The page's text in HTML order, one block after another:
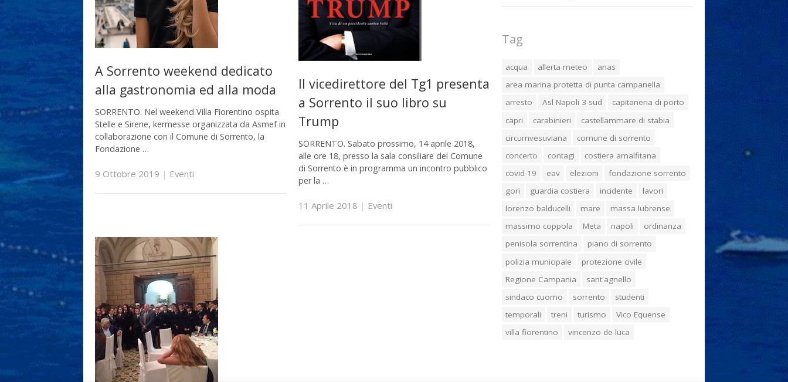
A Sorrento weekend dedicato
alla gastronomia ed alla moda
SORRENTO. Nel weekend Villa Fiorentino ospita
Stelle e Sirene, kermesse organizzata da Asmef in
collaborazione con il Comune di Sorrento, la
Fondazione …
9 Ottobre 2019 | Eventi
Il vicedirettore del Tg1 presenta
a Sorrento il suo libro su
Trump
SORRENTO. Sabato prossimo, 14 aprile 2018,
alle ore 18, presso la sala consiliare del Comune
di Sorrento è in programma un incontro pubblico
per la …
11 Aprile 2018 | Eventi
Tag
acqua allerta meteo
anas
area marina protetta di punta campanella
arresto
Asl Napoli 3 sud
capitaneria di porto
capri
carabinieri
castellammare di stabia
circumvesuviana
comune di sorrento
concerto
contagi
costiera amalfitana
covid-19
eav elezioni
fondazione sorrento
gori
guardia costiera incidente
lavori
lorenzo balducelli
mare
massa lubrense
massimo coppola
Meta napoli
ordinanza
penisola sorrentina
piano di sorrento
polizia municipale
protezione civile
Regione Campania
sant'agnello
sindaco cuomo
sorrento
studenti
temporali
treni turismo
Vico Equense
villa fiorentino
vincenzo de luca